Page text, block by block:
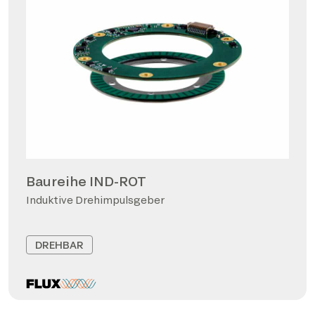
Baureihe IND-ROT
Induktive Drehimpulsgeber
DREHBAR